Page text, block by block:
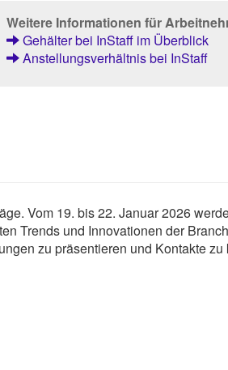
Weitere Informationen für
Gehälter bei InStaff im Überblick
Anstellungsverhältnis bei InStaff
Vom 19. bis 22. Januar 2026
Trends und Innovationen der
zu präsentieren und Kontakte zu